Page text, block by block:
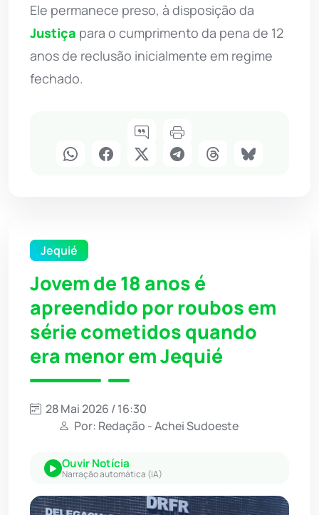
Ele permanece preso, à disposição da
Justiça para o cumprimento da pena de 12
anos de reclusão inicialmente em regime
fechado.
Jequié
Jovem de 18 anos é
apreendido por roubos em
série cometidos quando
era menor em Jequié
28 Mai 2026 / 16:30
Por: Redação - Achei Sudoeste
Ouvir Notícia
Narração automática (IA)